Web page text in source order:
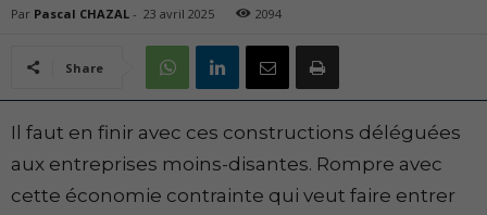
Par Pascal CHAZAL - 23 avril 2025 2094
Share
Il faut en finir avec ces constructions déléguées
aux entreprises moins-disantes. Rompre avec
cette économie contrainte qui veut faire entrer